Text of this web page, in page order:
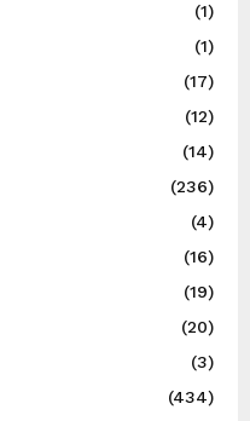
(1)
(1)
(17)
(12)
(14)
(236)
(4)
(16)
(19)
(20)
(3)
(434)